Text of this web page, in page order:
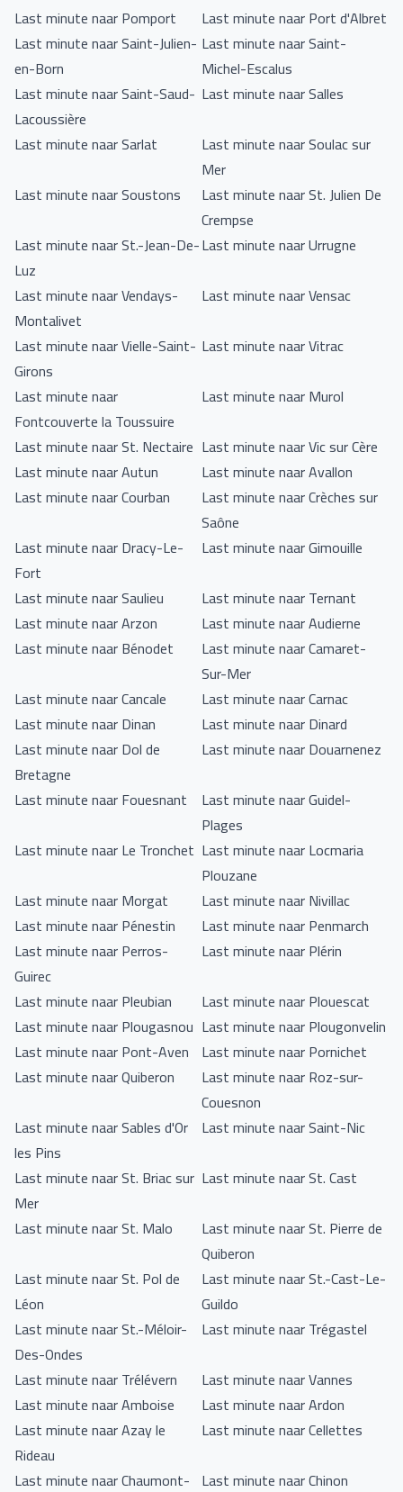
Last minute naar Pomport
Last minute naar Port d'Albret
Last minute naar Saint-Julien-
en-Born
Last minute naar Saint-
Michel-Escalus
Last minute naar Saint-Saud-
Lacoussière
Last minute naar Salles
Last minute naar Sarlat
Last minute naar Soulac sur
Mer
Last minute naar Soustons
Last minute naar St. Julien De
Crempse
Last minute naar St.-Jean-De-
Luz
Last minute naar Urrugne
Last minute naar Vendays-
Montalivet
Last minute naar Vensac
Last minute naar Vielle-Saint-
Girons
Last minute naar Vitrac
Last minute naar
Fontcouverte la Toussuire
Last minute naar Murol
Last minute naar St. Nectaire Last minute naar Vic sur Cère
Last minute naar Autun
Last minute naar Avallon
Last minute naar Courban
Last minute naar Crèches sur
Saône
Last minute naar Dracy-Le-
Fort
Last minute naar Gimouille
Last minute naar Saulieu
Last minute naar Ternant
Last minute naar Arzon
Last minute naar Audierne
Last minute naar Bénodet
Last minute naar Camaret-
Sur-Mer
Last minute naar Cancale
Last minute naar Carnac
Last minute naar Dinan
Last minute naar Dinard
Last minute naar Dol de
Bretagne
Last minute naar Douarnenez
Last minute naar Fouesnant Last minute naar Guidel-
Plages
Last minute naar Le Tronchet Last minute naar Locmaria
Plouzane
Last minute naar Morgat
Last minute naar Nivillac
Last minute naar Pénestin
Last minute naar Penmarch
Last minute naar Perros-
Guirec
Last minute naar Plérin
Last minute naar Pleubian
Last minute naar Plouescat
Last minute naar Plougasnou Last minute naar Plougonvelin
Last minute naar Pont-Aven Last minute naar Pornichet
Last minute naar Quiberon
Last minute naar Roz-sur-
Couesnon
Last minute naar Sables d'Or
les Pins
Last minute naar Saint-Nic
Last minute naar St. Briac sur
Mer
Last minute naar St. Cast
Last minute naar St. Malo
Last minute naar St. Pierre de
Quiberon
Last minute naar St. Pol de
Léon
Last minute naar St.-Cast-Le-
Guildo
Last minute naar St.-Méloir-
Des-Ondes
Last minute naar Trégastel
Last minute naar Trélévern
Last minute naar Vannes
Last minute naar Amboise
Last minute naar Ardon
Last minute naar Azay le
Rideau
Last minute naar Cellettes
Last minute naar Chaumont- Last minute naar Chinon